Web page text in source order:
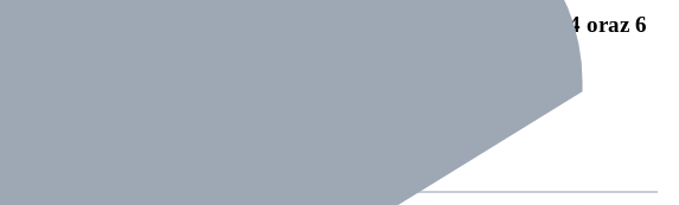
na dystansie 25 m stylem grzbietowym z czasem 0.21.94 oraz 6